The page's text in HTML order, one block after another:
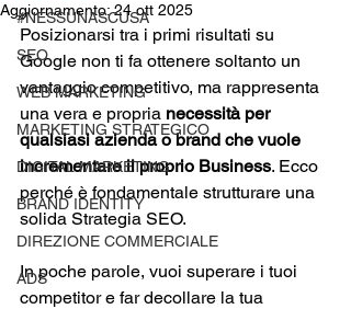
#NESSUNASCUSA
SEO
WEB MARKETING
MARKETING STRATEGICO
DIGITAL MARKETING
BRAND IDENTITY
DIREZIONE COMMERCIALE
ADS
Aggiornamento:24 ott 2025
Posizionarsi tra i primi risultati su
Google non ti fa ottenere soltanto un
vantaggio competitivo, ma rappresenta
una vera e propria necessità per
qualsiasi azienda o brand che vuole
incrementare il proprio Business. Ecco
perché è fondamentale strutturare una
solida Strategia SEO.
In poche parole, vuoi superare i tuoi
competitor e far decollare la tua